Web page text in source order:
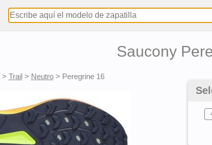
Saucony
> Trail> Neutro> Peregrine 16